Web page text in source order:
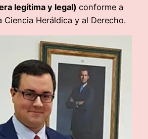
legítima y legal) conforme a
Ciencia Heráldica y al Derecho.